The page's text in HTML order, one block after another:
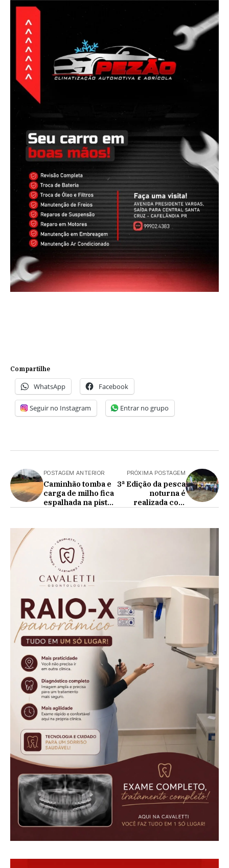
Compartilhe
WhatsApp Facebook
Seguir no Instagram Entrar no grupo
POSTAGEM ANTERIOR
Caminhão tomba e
carga de milho fica
espalhada na pista
PRÓXIMA POSTAGEM
3ª Edição da pesca
noturna é
realizada com